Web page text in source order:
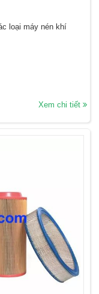
loại máy nén khí
Xem chi tiết